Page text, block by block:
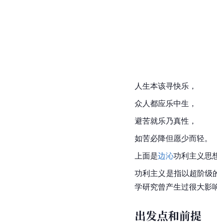
人生本该寻快乐，
众人都应乐中生，
避苦就乐乃真性，
如苦必降但愿少而轻。
上面是边沁功利主义思
功利主义是指以超阶级
学研究曾产生过很大影
出发点和前提